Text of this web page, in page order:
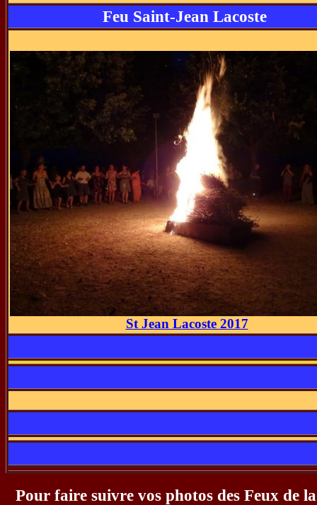
Feu Saint-Jean Lacoste
St Jean Lacoste 2017
Pour faire suivre vos photos des Feux de